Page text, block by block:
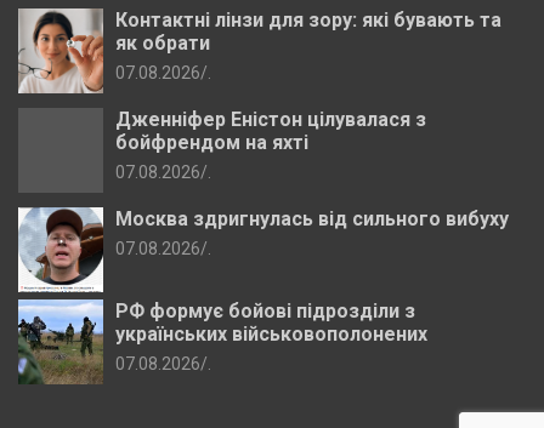
Контактні лінзи для зору: які бувають та
як обрати
07.08.2026
Дженніфер Еністон цілувалася з
бойфрендом на яхті
07.08.2026
Москва здригнулась від сильного вибуху
07.08.2026
РФ формує бойові підрозділи з
українських військовополонених
07.08.2026